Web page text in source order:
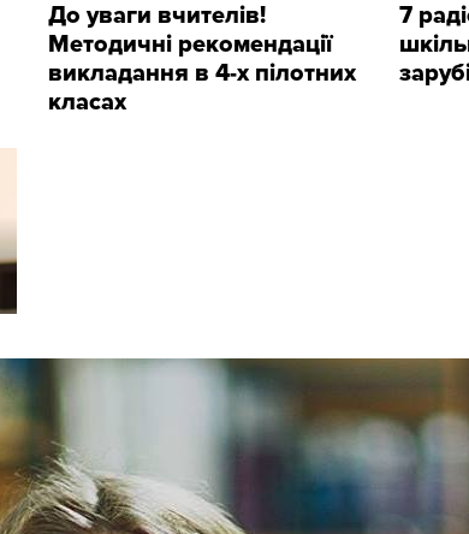
До уваги вчителів!
Методичні рекомендації
викладання в 4-х пілотних
класах
7